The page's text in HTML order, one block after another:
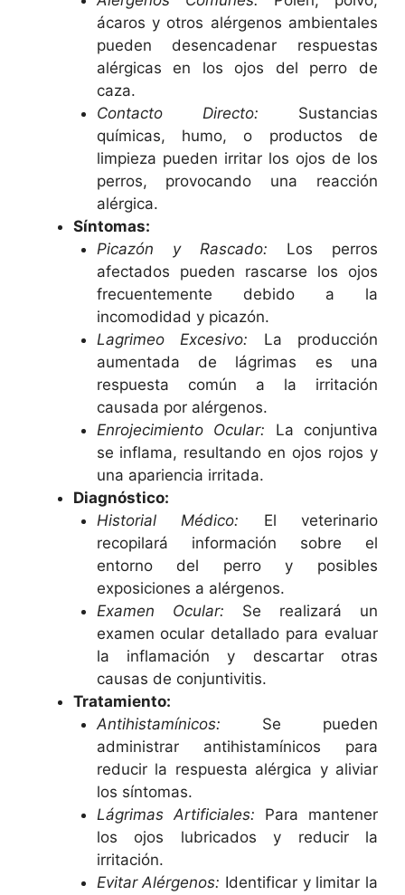
ácaros y otros alérgenos ambientales
pueden desencadenar respuestas
alérgicas en los ojos del perro de
caza.
Contacto Directo: Sustancias
químicas, humo, o productos de
limpieza pueden irritar los ojos de los
perros, provocando una reacción
alérgica.
Síntomas:
Picazón y Rascado: Los perros
afectados pueden rascarse los ojos
frecuentemente debido a la
incomodidad y picazón.
Lagrimeo Excesivo: La producción
aumentada de lágrimas es una
respuesta común a la irritación
causada por alérgenos.
Enrojecimiento Ocular: La conjuntiva
se inflama, resultando en ojos rojos y
una apariencia irritada.
Diagnóstico:
Historial Médico: El veterinario
recopilará información sobre el
entorno del perro y posibles
exposiciones a alérgenos.
Examen Ocular: Se realizará un
examen ocular detallado para evaluar
la inflamación y descartar otras
causas de conjuntivitis.
Tratamiento:
Antihistamínicos: Se pueden
administrar antihistamínicos para
reducir la respuesta alérgica y aliviar
los síntomas.
Lágrimas Artificiales: Para mantener
los ojos lubricados y reducir la
irritación.
Evitar Alérgenos: Identificar y limitar la